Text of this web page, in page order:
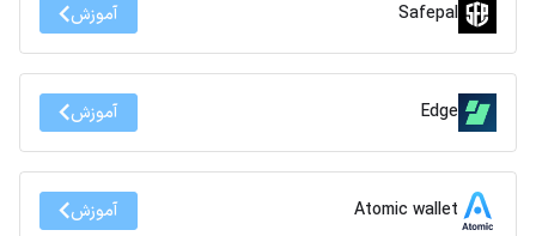
Safepal آموزش
Edge آموزش
Atomic wallet آموزش